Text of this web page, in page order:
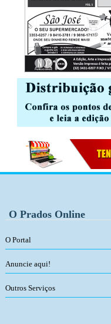
O Prados Online
O Portal
Anuncie aqui!
Outros Serviços